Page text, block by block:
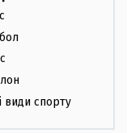
види спорту